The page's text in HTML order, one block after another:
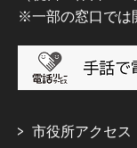
※一部の窓口では
市役所アクセス